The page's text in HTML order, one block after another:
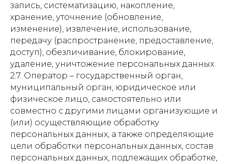
запись, систематизацию, накопление,
хранение, уточнение (обновление,
изменение), извлечение, использование,
передачу (распространение, предоставление,
доступ), обезличивание, блокирование,
удаление, уничтожение персональных данных.
2.7. Оператор – государственный орган,
муниципальный орган, юридическое или
физическое лицо, самостоятельно или
совместно с другими лицами организующие и
(или) осуществляющие обработку
персональных данных, а также определяющие
цели обработки персональных данных, состав
персональных данных, подлежащих обработке,